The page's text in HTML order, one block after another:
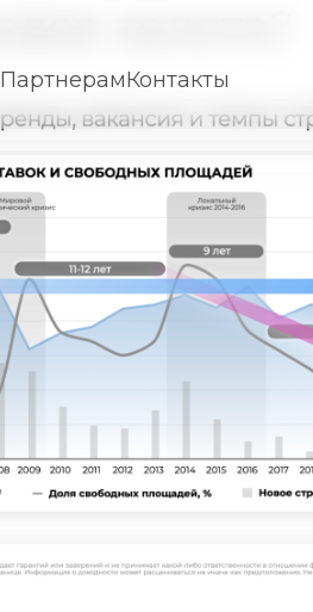
ПартнерамКонтакты